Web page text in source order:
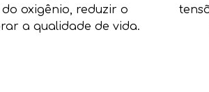
oxigênio, reduzir o
a qualidade de vida.